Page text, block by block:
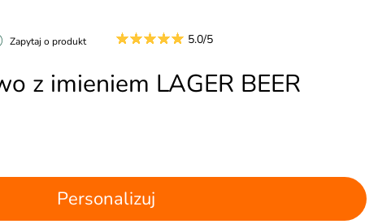
z imieniem LAGER BEER
Zapytaj o produkt 5.0/5
Personalizuj